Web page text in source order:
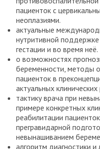
пациенток с
неоплазиями.
актуальные
нутритивной
гестации и во время неё.
о возможностях
беременности, методы
пациенток в
актуальных
тактику врача при
примере конкретных
реабилитации
прегравидарной
невынашиванием
алгоритм диагностики